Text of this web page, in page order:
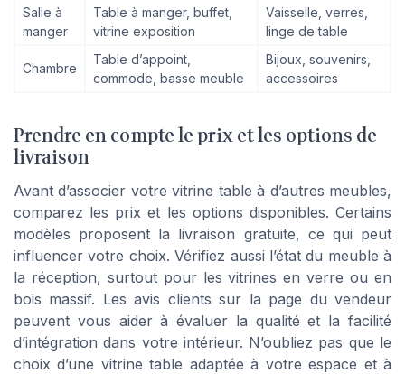
Salle à
manger
Table à manger, buffet,
vitrine exposition
Vaisselle, verres,
linge de table
Chambre
Table d’appoint,
commode, basse meuble
Bijoux, souvenirs,
accessoires
Prendre en compte le prix et les options de
livraison
Avant d’associer votre vitrine table à d’autres meubles,
comparez les prix et les options disponibles. Certains
modèles proposent la livraison gratuite, ce qui peut
influencer votre choix. Vérifiez aussi l’état du meuble à
la réception, surtout pour les vitrines en verre ou en
bois massif. Les avis clients sur la page du vendeur
peuvent vous aider à évaluer la qualité et la facilité
d’intégration dans votre intérieur. N’oubliez pas que le
choix d’une vitrine table adaptée à votre espace et à